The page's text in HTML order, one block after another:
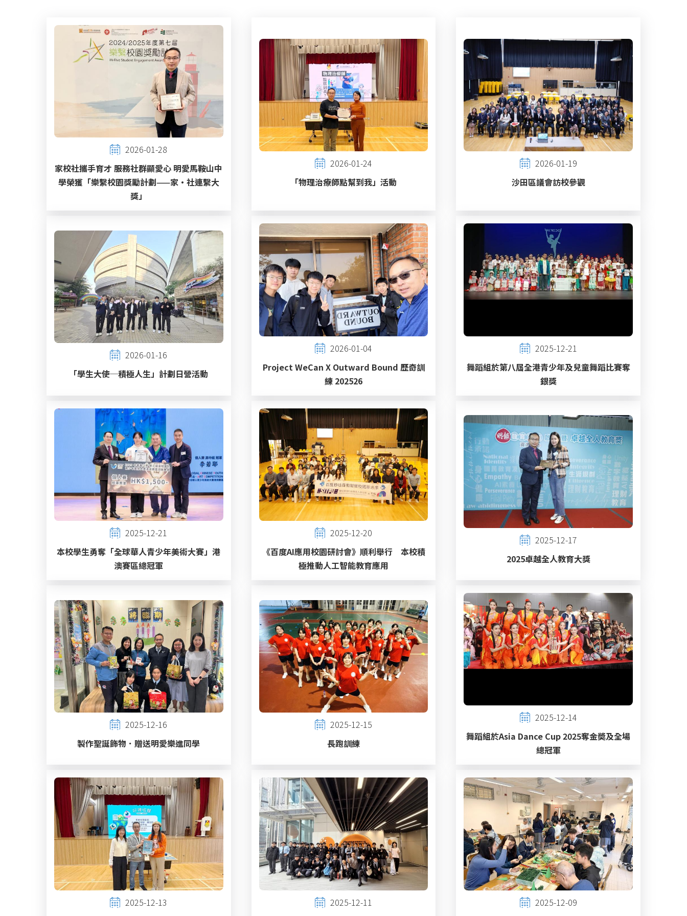
2026-01-28
家校社攜手育才 服務社群顯愛心 明愛馬鞍山中
學榮獲「樂繫校園獎勵計劃——家‧社連繫大
獎」
2026-01-24
「物理治療師點幫到我」活動
2026-01-19
沙田區議會訪校參觀
2026-01-16
「學生大使─積極人生」計劃日營活動
2026-01-04
Project WeCan X Outward Bound 歷奇訓
練 202526
2025-12-21
舞蹈組於第八屆全港青少年及兒童舞蹈比賽奪
銀獎
2025-12-21
本校學生勇奪「全球華人青少年美術大賽」港
澳賽區總冠軍
2025-12-20
《百度AI應用校園研討會》順利舉行 本校積
極推動人工智能教育應用
2025-12-17
2025卓越全人教育大獎
2025-12-16
製作聖誕飾物．贈送明愛樂進同學
2025-12-15
長跑訓練
2025-12-14
舞蹈組於Asia Dance Cup 2025奪金奬及全場
總冠軍
2025-12-13
2025-12-11
2025-12-09